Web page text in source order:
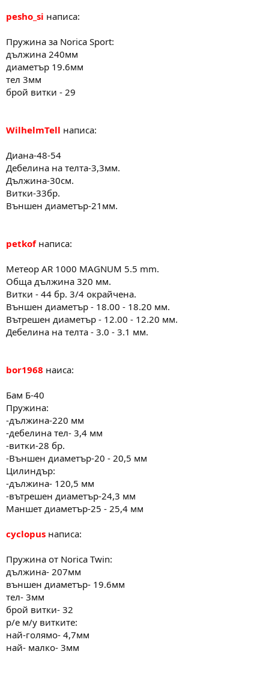
pesho_si написа:
Пружина за Norica Sport:
дължина 240мм
диаметър 19.6мм
тел 3мм
брой витки - 29
WilhelmTell написа:
Диана-48-54
Дебелина на телта-3,3мм.
Дължина-30см.
Витки-33бр.
Външен диаметър-21мм.
petkofнаписа:
Метеор AR 1000 MAGNUM 5.5 mm.
Обща дължина 320 мм.
Витки - 44 бр. 3/4 окрайчена.
Външен диаметър - 18.00 - 18.20 мм.
Вътрешен диаметър - 12.00 - 12.20 мм.
Дебелина на телта - 3.0 - 3.1 мм.
bor1968 наиса:
Бам Б-40
Пружина:
-дължина-220 мм
-дебелина тел- 3,4 мм
-витки-28 бр.
-Външен диаметър-20 - 20,5 мм
Цилиндър:
-дължина- 120,5 мм
-вътрешен диаметър-24,3 мм
Маншет диаметър-25 - 25,4 мм
cyclopus написа:
Пружина от Norica Twin:
дължина- 207мм
външен диаметър- 19.6мм
тел- 3мм
брой витки- 32
р/е м/у витките:
най-голямо- 4,7мм
най- малко- 3мм